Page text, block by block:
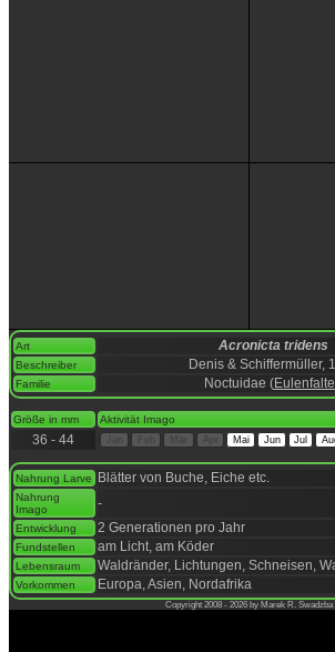
Art Acronicta tridens
Beschreiber
Denis & Schiffermüller,
Familie Noctuidae (
Größe in mm Aktivität Imago
36 - 44 Mai Jun Jul
Nahrung Larve Blätter von Buche, Eiche etc.
Nahrung
Imago
-
Entwicklung 2 Generationen pro Jahr
Fundstellen am Licht, am Köder
Lebensraum Waldränder, Lichtungen, Schneisen,
Vorkommen Europa, Asien, Nordafrika
Copyright 2008 - 2026 by Marek R. Swadzba